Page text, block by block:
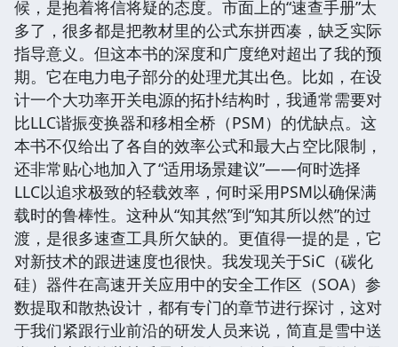
候，是抱着将信将疑的态度。市面上的“速查手册”太
多了，很多都是把教材里的公式东拼西凑，缺乏实际
指导意义。但这本书的深度和广度绝对超出了我的预
期。它在电力电子部分的处理尤其出色。比如，在设
计一个大功率开关电源的拓扑结构时，我通常需要对
比LLC谐振变换器和移相全桥（PSM）的优缺点。这
本书不仅给出了各自的效率公式和最大占空比限制，
还非常贴心地加入了“适用场景建议”——何时选择
LLC以追求极致的轻载效率，何时采用PSM以确保满
载时的鲁棒性。这种从“知其然”到“知其所以然”的过
渡，是很多速查工具所欠缺的。更值得一提的是，它
对新技术的跟进速度也很快。我发现关于SiC（碳化
硅）器件在高速开关应用中的安全工作区（SOA）参
数提取和散热设计，都有专门的章节进行探讨，这对
于我们紧跟行业前沿的研发人员来说，简直是雪中送